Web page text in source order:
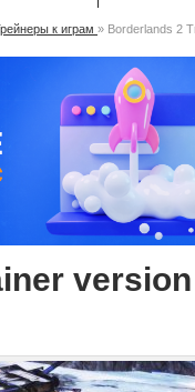
к играм » Borderlands 2
version